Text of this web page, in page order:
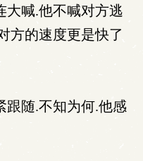
喊.他不喊对方逃
方的速度更是快了
随.不知为何.他感